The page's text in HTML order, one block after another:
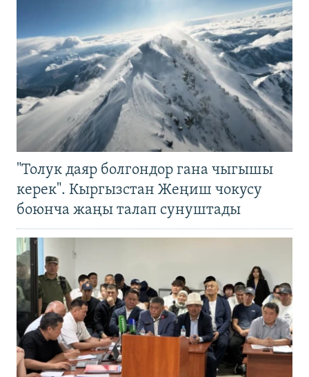
"Толук даяр болгондор гана чыгышы
керек". Кыргызстан Жеңиш чокусу
боюнча жаңы талап сунуштады